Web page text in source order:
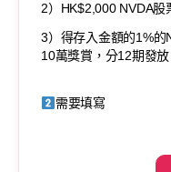
2）HK$2,000 NVDA股
3）得存入金額的1%的
10萬獎賞，分12期發
需要填寫